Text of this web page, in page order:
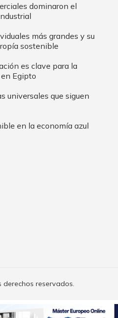
dominaron el
más grandes y su
sostenible
es clave para la
Egipto
universales que siguen
en la economía azul
reservados.